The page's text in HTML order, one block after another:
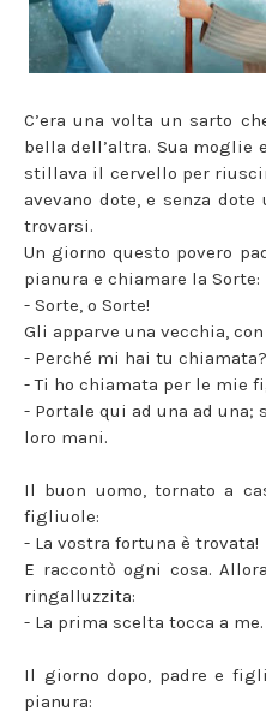
C’era una volta un sarto
bella dell’altra. Sua moglie
stillava il cervello per
avevano dote, e senza
trovarsi.
Un giorno questo povero
pianura e chiamare la Sorte:
- Sorte, o Sorte!
Gli apparve una vecchia,
- Perché mi hai tu chiamata?
- Ti ho chiamata per le mie
- Portale qui ad una ad
loro mani.
Il buon uomo, tornato a
figliuole:
- La vostra fortuna è trovata!
E raccontò ogni cosa.
ringalluzzita:
- La prima scelta tocca a
Il giorno dopo, padre e
pianura: